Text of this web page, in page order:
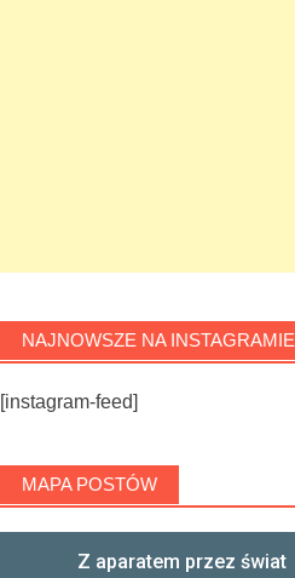
NAJNOWSZE NA INSTAGRAMIE
[instagram-feed]
MAPA POSTÓW